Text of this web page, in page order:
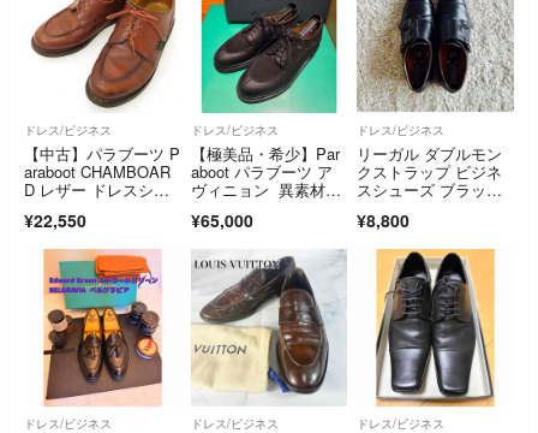
ドレス/ビジネス
【中古】パラブーツ P
araboot CHAMBOAR
D レザー ドレスシュ
ズ7】【メンズ】
¥22,550
ドレス/ビジネス
【極美品・希少】Par
aboot パラブーツ ア
ヴィニョン 異素材コ
¥65,000
ドレス/ビジネス
リーガル ダブルモン
クストラップ ビジネ
スシューズ ブラッ
¥8,800
ドレス/ビジネス ドレス/ビジネス ドレス/ビジネス